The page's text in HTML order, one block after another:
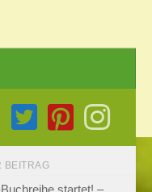
BEITRAG
startet! –